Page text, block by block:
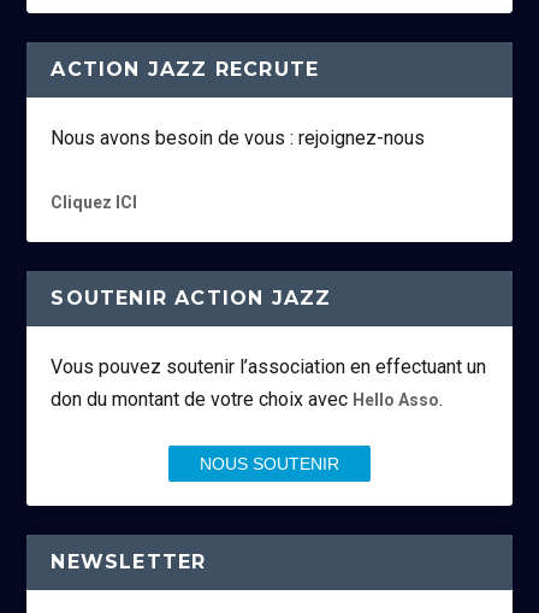
ACTION JAZZ RECRUTE
Nous avons besoin de vous : rejoignez-nous
Cliquez ICI
SOUTENIR ACTION JAZZ
Vous pouvez soutenir l’association en effectuant un
don du montant de votre choix avec Hello Asso.
NOUS SOUTENIR
NEWSLETTER